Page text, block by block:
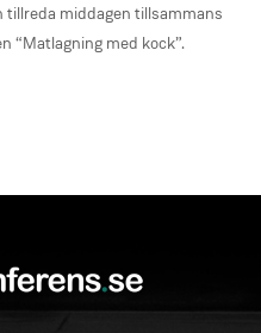
middagen tillsammans
“Matlagning med kock”.